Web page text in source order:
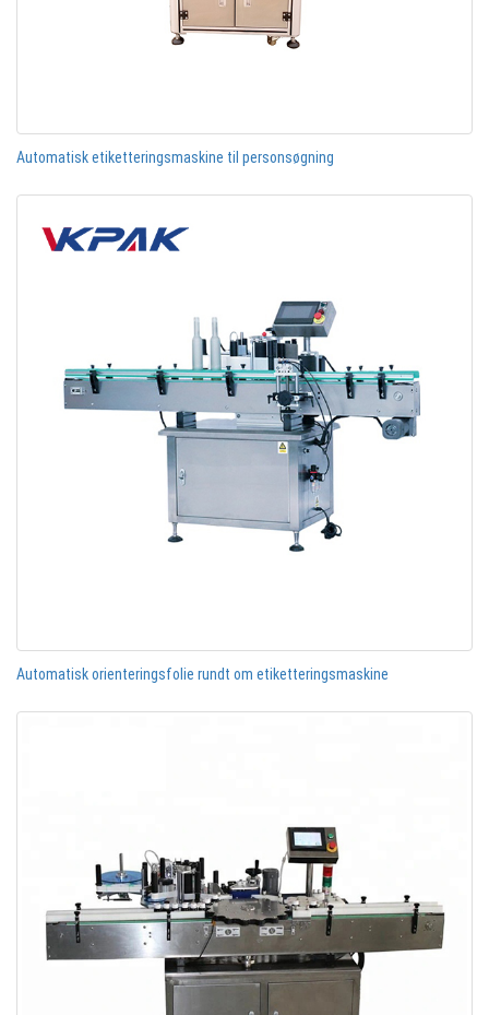
Automatisk etiketteringsmaskine til personsøgning
Automatisk orienteringsfolie rundt om etiketteringsmaskine